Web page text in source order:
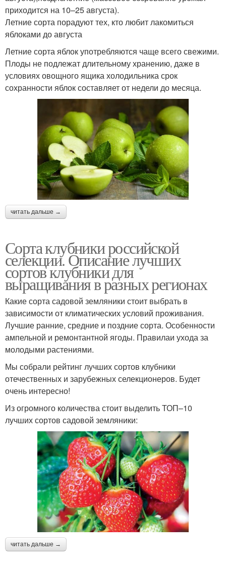
приходится на 10–25 августа).
Летние сорта порадуют тех, кто любит лакомиться
яблоками до августа
Летние сорта яблок употребляются чаще всего свежими.
Плоды не подлежат длительному хранению, даже в
условиях овощного ящика холодильника срок
сохранности яблок составляет от недели до месяца.
читать дальше →
Сорта клубники российской
селекции. Описание лучших
сортов клубники для
выращивания в разных регионах
Какие сорта садовой земляники стоит выбрать в
зависимости от климатических условий проживания.
Лучшие ранние, средние и поздние сорта. Особенности
ампельной и ремонтантной ягоды. Правилаи ухода за
молодыми растениями.
Мы собрали рейтинг лучших сортов клубники
отечественных и зарубежных селекционеров. Будет
очень интересно!
Из огромного количества стоит выделить ТОП–10
лучших сортов садовой земляники:
читать дальше →